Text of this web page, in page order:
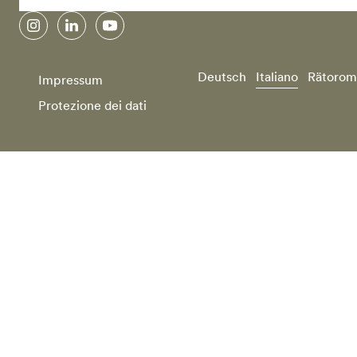
instagramlinkedinyoutube
Impressum
Protezione dei dati
Deutsch Italiano